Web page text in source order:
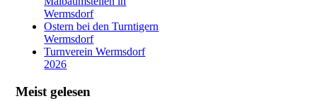
Wermsdorf
Ostern bei den Turntigern
Wermsdorf
Turnverein Wermsdorf
2026
Meist gelesen